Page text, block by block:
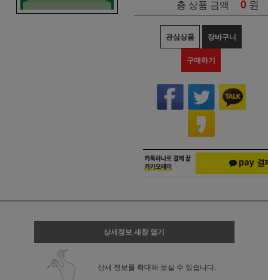
총 상품 금액 0 원
관심상품 장바구니
구매하기
상세정보 새창 열기
상세 정보를 확대해 보실 수 있습니다.